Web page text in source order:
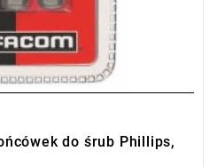
do śrub Phillips,